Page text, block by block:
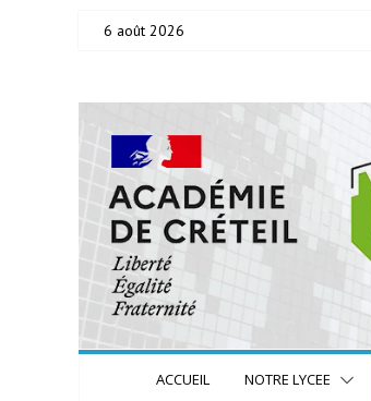
6 août 2026
ACCUEIL NOTRE LYCEE